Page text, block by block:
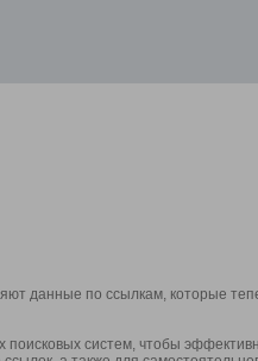
данные по ссылкам, которые
поисковых систем, чтобы